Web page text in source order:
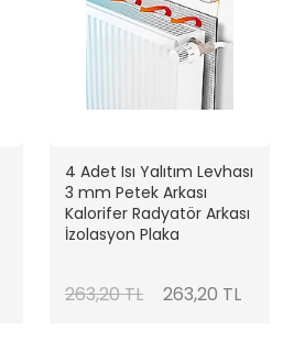
4 Adet Isı Yalıtım Levhası
3 mm Petek Arkası
Kalorifer Radyatör Arkası
İzolasyon Plaka
263,20 TL 263,20 TL